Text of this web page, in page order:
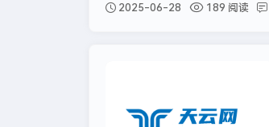
2025-06-28 189 阅读